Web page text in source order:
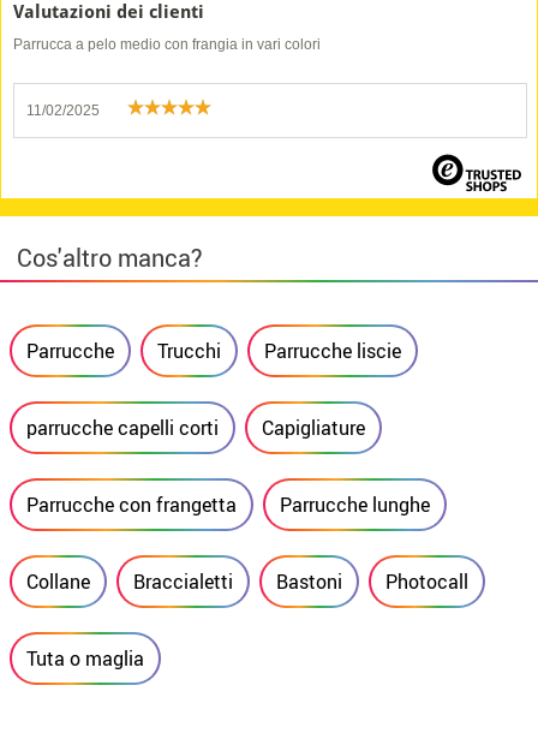
Valutazioni dei clienti
Parrucca a pelo medio con frangia in vari colori
11/02/2025
Cos'altro manca?
Parrucche Trucchi Parrucche liscie
parrucche capelli corti Capigliature
Parrucche con frangetta Parrucche lunghe
Collane Braccialetti Bastoni Photocall
Tuta o maglia